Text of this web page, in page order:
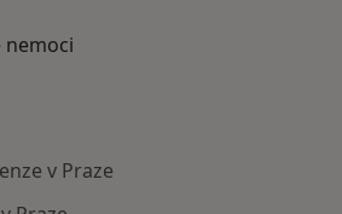
nemoci
v Praze